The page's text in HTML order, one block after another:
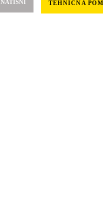
NATISNI TEHNIČNA